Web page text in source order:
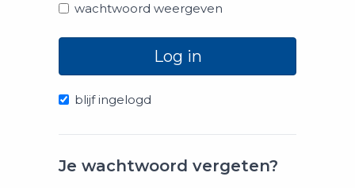
wachtwoord weergeven
Log in
blijf ingelogd
Je wachtwoord vergeten?